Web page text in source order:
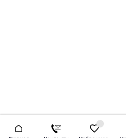
2026 © Продажа и